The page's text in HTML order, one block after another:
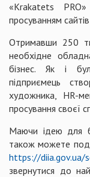
«Krakatets
просуванням сайтів
Отримавши 250
необхідне
бізнес. Як і
підприємець
художника, HR-
просування своєї
Маючи ідею для
також можете
https://diia.gov.ua/
звернутися до